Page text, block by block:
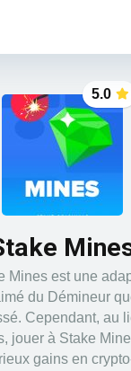
5.0
Mines est une
du Démineur
Cependant, au
jouer à Stake
gains en